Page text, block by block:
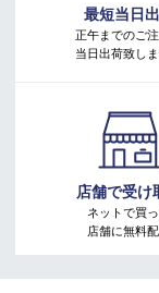
最短当日
正午までのご
当日出荷致しま
店舗で受け
ネットで買
店舗に無料